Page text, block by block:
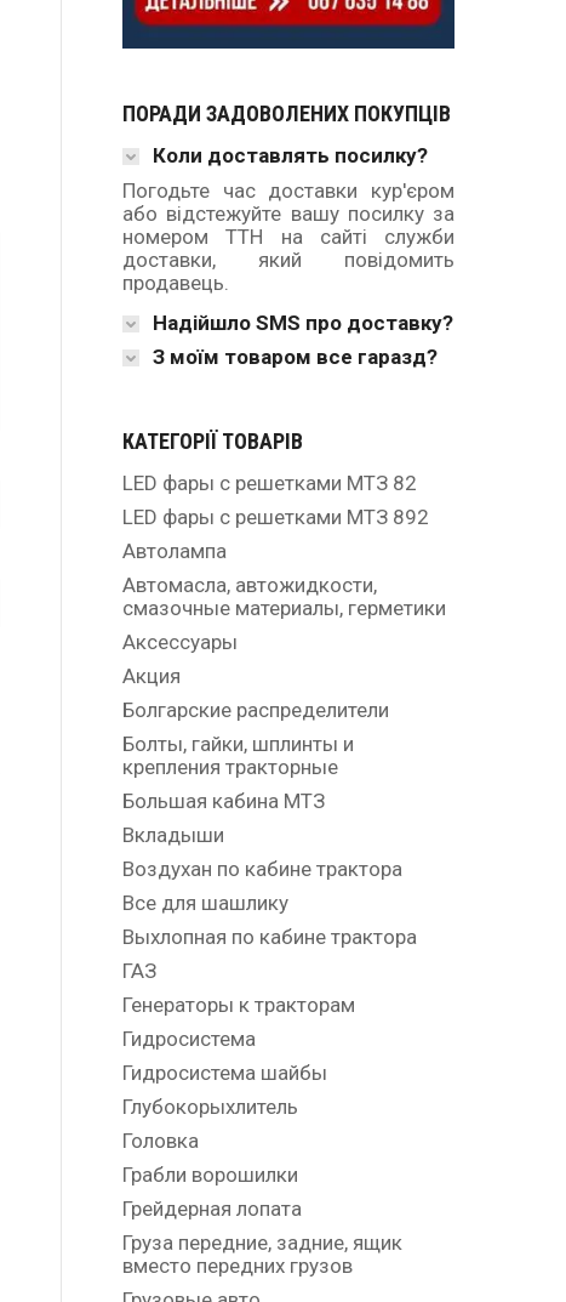
ПОРАДИ ЗАДОВОЛЕНИХ ПОКУПЦІВ
Коли доставлять посилку?
Погодьте час доставки кур'єром
або відстежуйте вашу посилку за
номером ТТН на сайті служби
доставки, який повідомить
продавець.
Надійшло SMS про доставку?
З моїм товаром все гаразд?
КАТЕГОРІЇ ТОВАРІВ
LED фары с решетками МТЗ 82
LED фары с решетками МТЗ 892
Автолампа
Автомасла, автожидкости,
смазочные материалы, герметики
Аксессуары
Акция
Болгарские распределители
Болты, гайки, шплинты и
крепления тракторные
Большая кабина МТЗ
Вкладыши
Воздухан по кабине трактора
Все для шашлику
Выхлопная по кабине трактора
ГАЗ
Генераторы к тракторам
Гидросистема
Гидросистема шайбы
Глубокорыхлитель
Головка
Грабли ворошилки
Грейдерная лопата
Груза передние, задние, ящик
вместо передних грузов